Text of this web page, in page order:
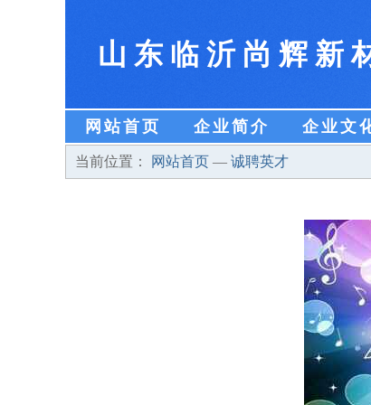
山东临沂尚辉新
网站首页 企业简介 企业文
当前位置： 网站首页 — 诚聘英才